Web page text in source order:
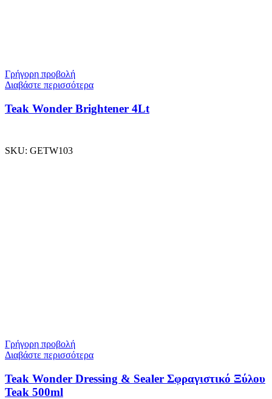
Γρήγορη προβολή
Διαβάστε περισσότερα
Teak Wonder Brightener 4Lt
SKU: GETW103
Γρήγορη προβολή
Διαβάστε περισσότερα
Teak Wonder Dressing & Sealer Σφραγιστικό Ξύλου
Teak 500ml